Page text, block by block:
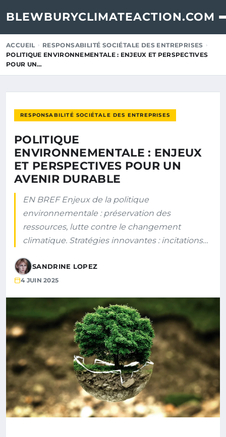
BLEWBURYCLIMATEACTION.COM
ACCUEIL
RESPONSABILITÉ SOCIÉTALE DES ENTREPRISES
POLITIQUE ENVIRONNEMENTALE : ENJEUX ET PERSPECTIVES
POUR UN…
RESPONSABILITÉ SOCIÉTALE DES ENTREPRISES
POLITIQUE
ENVIRONNEMENTALE : ENJEUX
ET PERSPECTIVES POUR UN
AVENIR DURABLE
EN BREF Enjeux de la politique
environnementale : préservation des
ressources, lutte contre le changement
climatique. Stratégies innovantes : incitations…
SANDRINE LOPEZ
4 JUIN 2025